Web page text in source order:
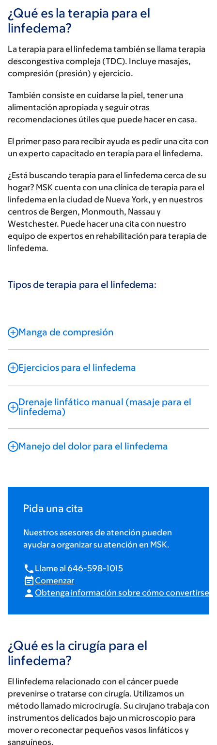
¿Qué es la terapia para el
linfedema?
La terapia para el linfedema también se llama terapia
descongestiva compleja (TDC). Incluye masajes,
compresión (presión) y ejercicio.
También consiste en cuidarse la piel, tener una
alimentación apropiada y seguir otras
recomendaciones útiles que puede hacer en casa.
El primer paso para recibir ayuda es pedir una cita con
un experto capacitado en terapia para el linfedema.
¿Está buscando terapia para el linfedema cerca de su
hogar? MSK cuenta con una clínica de terapia para el
linfedema en la ciudad de Nueva York, y en nuestros
centros de Bergen, Monmouth, Nassau y
Westchester. Puede hacer una cita con nuestro
equipo de expertos en rehabilitación para terapia de
linfedema.
Tipos de terapia para el linfedema:
Manga de compresión
Ejercicios para el linfedema
Drenaje linfático manual (masaje para el
linfedema)
Manejo del dolor para el linfedema
Pida una cita
Nuestros asesores de atención pueden
ayudar a organizar su atención en MSK.
Llame al 646-598-1015
Comenzar
Obtenga información sobre cómo convertirse
¿Qué es la cirugía para el
linfedema?
El linfedema relacionado con el cáncer puede
prevenirse o tratarse con cirugía. Utilizamos un
método llamado microcirugía. Su cirujano trabaja con
instrumentos delicados bajo un microscopio para
mover o reconectar pequeños vasos linfáticos y
sanguíneos.